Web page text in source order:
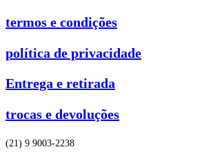
termos e condições
política de privacidade
Entrega e retirada
trocas e devoluções
(21) 9 9003-2238